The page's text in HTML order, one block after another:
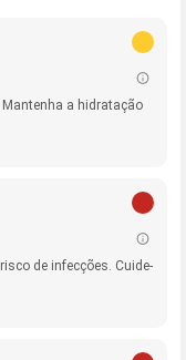
Mantenha a hidratação
de infecções. Cuide-